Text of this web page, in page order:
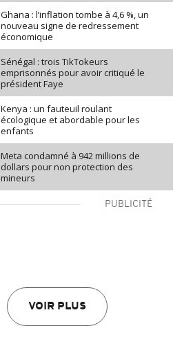
Ghana : l’inflation tombe à 4,6 %, un
nouveau signe de redressement
économique
Sénégal : trois TikTokeurs
emprisonnés pour avoir critiqué le
président Faye
Kenya : un fauteuil roulant
écologique et abordable pour les
enfants
Meta condamné à 942 millions de
dollars pour non protection des
mineurs
PUBLICITÉ
VOIR PLUS